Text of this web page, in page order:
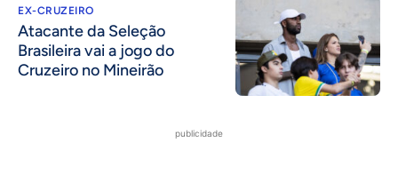
EX-CRUZEIRO
Atacante da Seleção
Brasileira vai a jogo do
Cruzeiro no Mineirão
publicidade